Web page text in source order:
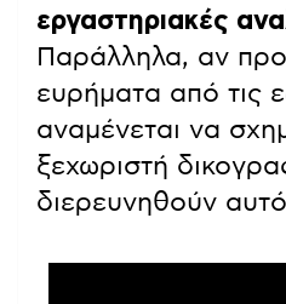
εργαστηριακές
Παράλληλα, αν
ευρήματα από τις
αναμένεται να
ξεχωριστή
διερευνηθούν